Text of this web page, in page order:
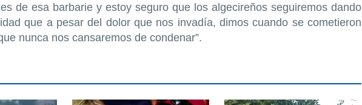
de esa barbarie y estoy seguro que los algecireños seguiremos dando
que a pesar del dolor que nos invadía, dimos cuando se cometieron
nunca nos cansaremos de condenar”.